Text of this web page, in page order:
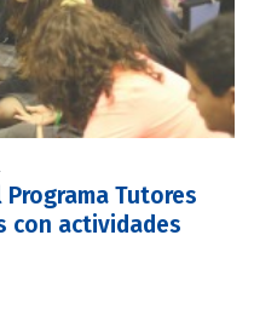
Tutores
con actividades